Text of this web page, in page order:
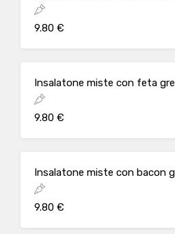
9.80 €
Insalatone miste con feta
9.80 €
Insalatone miste con bacon
9.80 €